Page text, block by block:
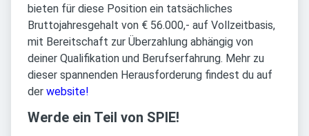
bieten für diese Position ein tatsächliches
Bruttojahresgehalt von € 56.000,- auf Vollzeitbasis,
mit Bereitschaft zur Überzahlung abhängig von
deiner Qualifikation und Berufserfahrung. Mehr zu
dieser spannenden Herausforderung findest du auf
der website!
Werde ein Teil von SPIE!